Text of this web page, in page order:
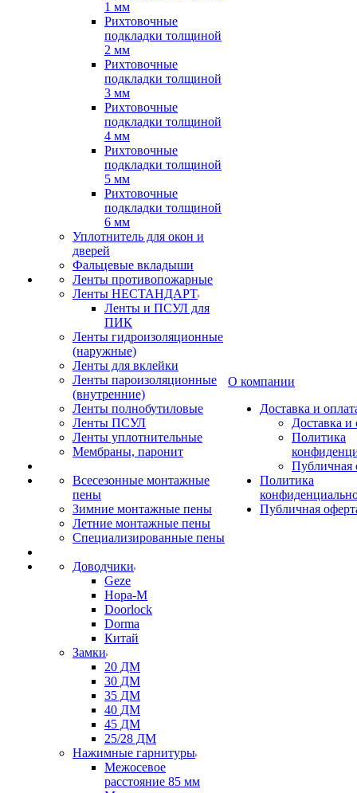
1 мм
Рихтовочные
подкладки толщиной
2 мм
Рихтовочные
подкладки толщиной
3 мм
Рихтовочные
подкладки толщиной
4 мм
Рихтовочные
подкладки толщиной
5 мм
Рихтовочные
подкладки толщиной
6 мм
Уплотнитель для окон и
дверей
Фальцевые вкладыши
Ленты противопожарные
Ленты НЕСТАНДАРТ
Ленты и ПСУЛ для
ПИК
Ленты гидроизоляционные
(наружные)
Ленты для вклейки
Ленты пароизоляционные
(внутренние)
Ленты полнобутиловые
Ленты ПСУЛ
Ленты уплотнительные
Мембраны, паронит
Всесезонные монтажные
пены
Зимние монтажные пены
Летние монтажные пены
Специализированные пены
Доводчики
Geze
Нора-М
Doorlock
Dorma
Китай
Замки
20 ДМ
30 ДМ
35 ДМ
40 ДМ
45 ДМ
25/28 ДМ
Нажимные гарнитуры
Межосевое
расстояние 85 мм
О компании
Доставка и
Доставка и
Политика
Публичная
Политика
Публичная